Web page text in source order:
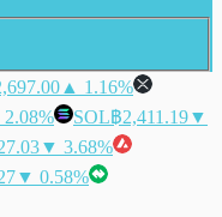
▲ 1.16%
SOL฿2,411.19▼
▼ 3.68%
▼ 0.58%